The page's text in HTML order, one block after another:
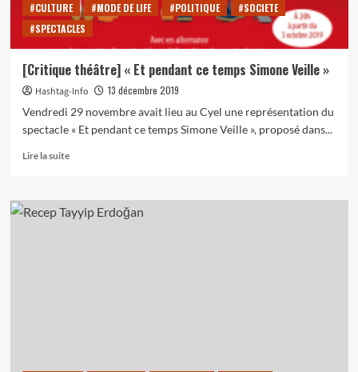
violences
faites
au
#CULTURE #MODE DE LIFE #POLITIQUE
#SOCIETE
#SPECTACLES
[Critique théâtre] « Et pendant ce temps Simone Veille »
Hashtag-Info
13 décembre 2019
Vendredi 29 novembre avait lieu au Cyel une représentation du
spectacle « Et pendant ce temps Simone Veille », proposé dans...
Lire la suiteEn
sur
[Critique